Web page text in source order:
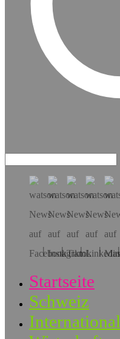
Startseite
Schweiz
International